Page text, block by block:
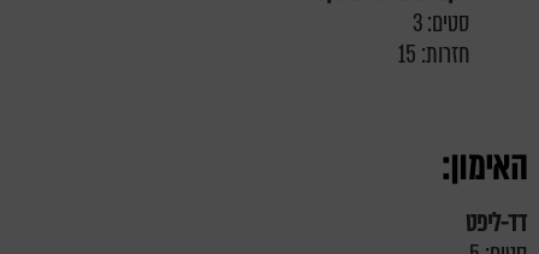
סטים: 3
חזרות: 15
האימון:
דד-ליפט